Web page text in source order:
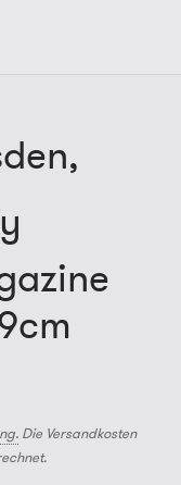
Die Versandkosten